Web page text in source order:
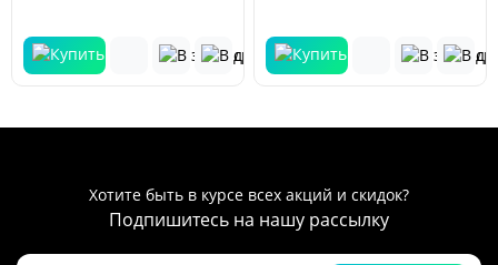
Хотите быть в курсе всех акций и скидок?
Подпишитесь на нашу рассылку